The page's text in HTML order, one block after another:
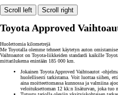
Scroll left Scroll right
Toyota Approved
Huolettomia kilometrejä
Me Toyotalla olemme tehneet käytetyn auton
Vaihtoautot on Toyota-liikkeiden standardi kaikille
mittarilukema enintään 185 000 km.
Jokainen Toyota Approved Vaihtoautot -
huolellisesti tarkistama. Voit luottaa siihen,
aina moitteettomassa kunnossa ja valmiina
veloituksettoman 12 kk:n lisäturvan, joka tuo